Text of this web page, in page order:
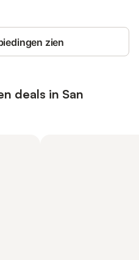
zien
deals in San